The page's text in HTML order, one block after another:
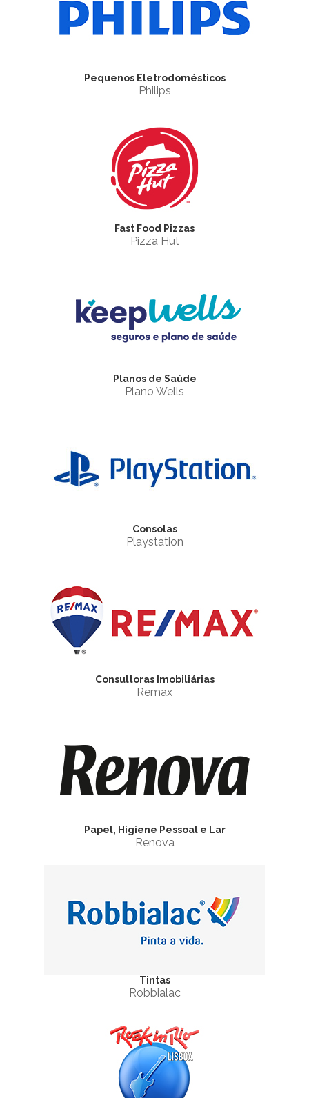
Pequenos Eletrodomésticos
Philips
Fast Food Pizzas
Pizza Hut
Planos de Saúde
Plano Wells
Consolas
Playstation
Consultoras Imobiliárias
Remax
Papel, Higiene Pessoal e Lar
Renova
Tintas
Robbialac